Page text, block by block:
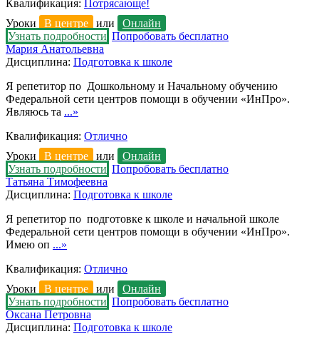
Квалификация:
Потрясающе!
Уроки
В центре или
Онлайн
Узнать подробности Попробовать бесплатно
Мария Анатольевна
Дисциплина: Подготовка к школе
Я репетитор по Дошкольному и Начальному обучению
Федеральной сети центров помощи в обучении «ИнПро».
Являюсь та ...»
Квалификация: Отлично
Уроки
В центре или
Онлайн
Узнать подробности Попробовать бесплатно
Татьяна Тимофеевна
Дисциплина: Подготовка к школе
Я репетитор по подготовке к школе и начальной школе
Федеральной сети центров помощи в обучении «ИнПро».
Имею оп ...»
Квалификация: Отлично
Уроки
В центре или
Онлайн
Узнать подробности Попробовать бесплатно
Оксана Петровна
Дисциплина: Подготовка к школе